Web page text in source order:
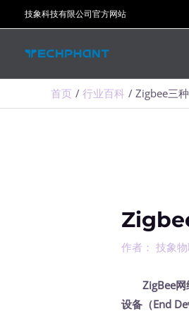
至
技象科技有限公司官方网站
首页 行业百科 Zigbee三
作者： 技象
ZigBee网
设备（End